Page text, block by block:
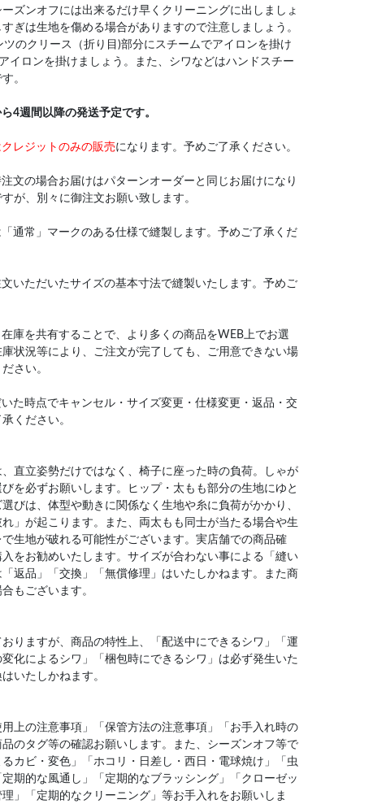
ズンオフには出来るだけ早くクリーニングに出しましょ
ぎは生地を傷める場合がありますので注意しましょう。
のクリース（折り目)部分にスチームでアイロンを掛け
イロンを掛けましょう。また、シワなどはハンドスチー
。
4週間以降の発送予定です。
レジットのみの販売になります。予めご了承ください。
文の場合お届けはパターンオーダーと同じお届けになり
が、別々に御注文お願い致します。
通常」マークのある仕様で縫製します。予めご了承くだ
いただいたサイズの基本寸法で縫製いたします。予めご
庫を共有することで、より多くの商品をWEB上でお選
状況等により、ご注文が完了しても、ご用意できない場
さい。
た時点でキャンセル・サイズ変更・仕様変更・返品・交
ください。
直立姿勢だけではなく、椅子に座った時の負荷。しゃが
を必ずお願いします。ヒップ・太もも部分の生地にゆと
びは、体型や動きに関係なく生地や糸に負荷がかかり、
れ」が起こります。また、両太もも同士が当たる場合や生
生地が破れる可能性がございます。実店舗での商品確
をお勧めいたします。サイズが合わない事による「縫い
返品」「交換」「無償修理」はいたしかねます。また商
もございます。
りますが、商品の特性上、「配送中にできるシワ」「運
化によるシワ」「梱包時にできるシワ」は必ず発生いた
いたしかねます。
上の注意事項」「保管方法の注意事項」「お手入れ時の
のタグ等の確認お願いします。また、シーズンオフ等で
カビ・変色」「ホコリ・日差し・西日・電球焼け」「虫
期的な風通し」「定期的なブラッシング」「クローゼッ
」「定期的なクリーニング」等お手入れをお願いしま